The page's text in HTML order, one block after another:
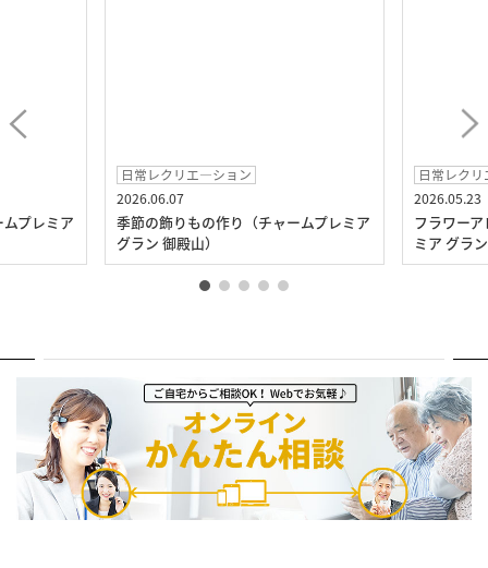
プレミア
日常レクリエ―ション
2026.06.07
季節の飾りもの作り（チャームプレミア
グラン 御殿山）
日常レク
2026.05.23
フラワー
ミア グラ